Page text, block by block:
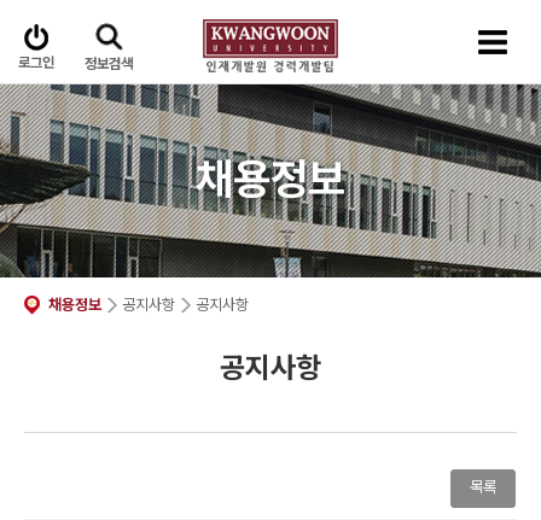
로그인 정보검색
채용정보
채용정보 공지사항 공지사항
공지사항
목록